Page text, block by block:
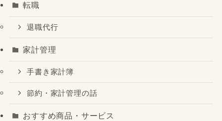
転職
退職代行
家計管理
手書き家計簿
節約・家計管理の話
おすすめ商品・サービス